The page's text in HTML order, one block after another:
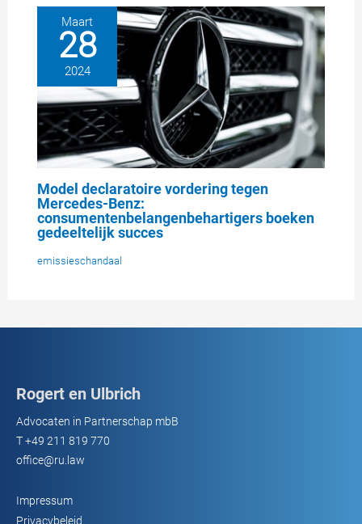
Maart
28
2024
Model declaratoire vordering tegen
Mercedes-Benz:
consumentenbelangenbehartigers boeken
gedeeltelijk succes
emissieschandaal
Rogert en Ulbrich
Advocaten in Partnerschap mbB
T+49 211 819 770
office@ru.law
Impressum
Privacybeleid